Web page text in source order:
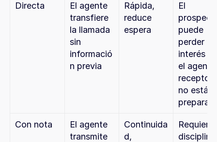
Directa
El agente
transfiere
la llamada
sin
informació
n previa
Rápida,
reduce
espera
El
puede
perder
interés si
el agente
receptor
no está
Con nota
El agente
transmite
Continuida
d,
Requiere
disciplina